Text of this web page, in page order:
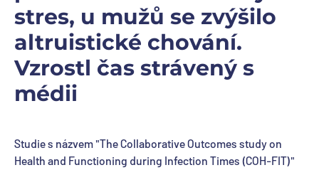
stres, u mužů se zvýšilo
altruistické chování.
Vzrostl čas strávený s
médii
Studie s názvem "The Collaborative Outcomes study on
Health and Functioning during Infection Times (COH-FIT)"